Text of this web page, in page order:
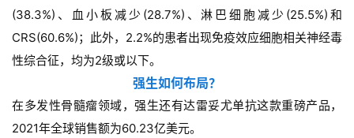
(38.3%)、血小板减少(28.7%)、淋巴细胞减少(25.5%)和
CRS(60.6%)；此外，2.2%的患者出现免疫效应细胞相关神经毒
性综合征，均为2级或以下。
强生如何布局？
在多发性骨髓瘤领域，强生还有达雷妥尤单抗这款重磅产品，
2021年全球销售额为60.23亿美元。